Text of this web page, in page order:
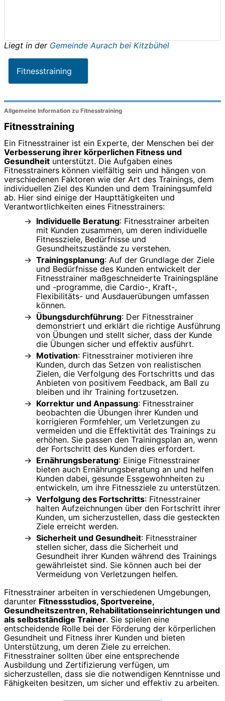
Liegt in der Gemeinde Aurach bei Kitzbühel
Fitnesstraining
Allgemeine Information zu Fitnesstraining
Fitnesstraining
Ein Fitnesstrainer ist ein Experte, der Menschen bei der
Verbesserung ihrer körperlichen Fitness und
Gesundheit unterstützt. Die Aufgaben eines
Fitnesstrainers können vielfältig sein und hängen von
verschiedenen Faktoren wie der Art des Trainings, dem
individuellen Ziel des Kunden und dem Trainingsumfeld
ab. Hier sind einige der Haupttätigkeiten und
Verantwortlichkeiten eines Fitnesstrainers:
Individuelle Beratung: Fitnesstrainer arbeiten
mit Kunden zusammen, um deren individuelle
Fitnessziele, Bedürfnisse und
Gesundheitszustände zu verstehen.
Trainingsplanung: Auf der Grundlage der Ziele
und Bedürfnisse des Kunden entwickelt der
Fitnesstrainer maßgeschneiderte Trainingspläne
und -programme, die Cardio-, Kraft-,
Flexibilitäts- und Ausdauerübungen umfassen
können.
Übungsdurchführung: Der Fitnesstrainer
demonstriert und erklärt die richtige Ausführung
von Übungen und stellt sicher, dass der Kunde
die Übungen sicher und effektiv ausführt.
Motivation: Fitnesstrainer motivieren ihre
Kunden, durch das Setzen von realistischen
Zielen, die Verfolgung des Fortschritts und das
Anbieten von positivem Feedback, am Ball zu
bleiben und ihr Training fortzusetzen.
Korrektur und Anpassung: Fitnesstrainer
beobachten die Übungen ihrer Kunden und
korrigieren Formfehler, um Verletzungen zu
vermeiden und die Effektivität des Trainings zu
erhöhen. Sie passen den Trainingsplan an, wenn
der Fortschritt des Kunden dies erfordert.
Ernährungsberatung: Einige Fitnesstrainer
bieten auch Ernährungsberatung an und helfen
Kunden dabei, gesunde Essgewohnheiten zu
entwickeln, um ihre Fitnessziele zu unterstützen.
Verfolgung des Fortschritts: Fitnesstrainer
halten Aufzeichnungen über den Fortschritt ihrer
Kunden, um sicherzustellen, dass die gesteckten
Ziele erreicht werden.
Sicherheit und Gesundheit: Fitnesstrainer
stellen sicher, dass die Sicherheit und
Gesundheit ihrer Kunden während des Trainings
gewährleistet sind. Sie können auch bei der
Vermeidung von Verletzungen helfen.
Fitnesstrainer arbeiten in verschiedenen Umgebungen,
darunter Fitnessstudios, Sportvereine,
Gesundheitszentren, Rehabilitationseinrichtungen und
als selbstständige Trainer. Sie spielen eine
entscheidende Rolle bei der Förderung der körperlichen
Gesundheit und Fitness ihrer Kunden und bieten
Unterstützung, um deren Ziele zu erreichen.
Fitnesstrainer sollten über eine entsprechende
Ausbildung und Zertifizierung verfügen, um
sicherzustellen, dass sie die notwendigen Kenntnisse und
Fähigkeiten besitzen, um sicher und effektiv zu arbeiten.